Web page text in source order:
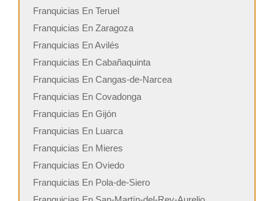
Franquicias En Teruel
Franquicias En Zaragoza
Franquicias En Avilés
Franquicias En Cabañaquinta
Franquicias En Cangas-de-Narcea
Franquicias En Covadonga
Franquicias En Gijón
Franquicias En Luarca
Franquicias En Mieres
Franquicias En Oviedo
Franquicias En Pola-de-Siero